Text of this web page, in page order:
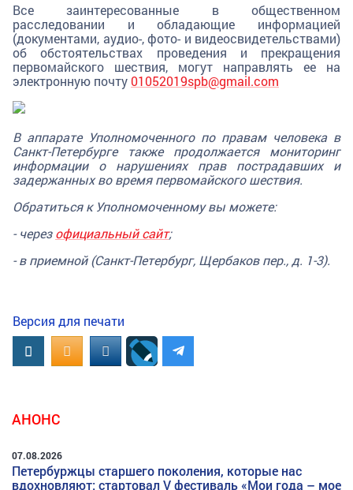
Все заинтересованные в общественном
расследовании и обладающие информацией
(документами, аудио-, фото- и видеосвидетельствами)
об обстоятельствах проведения и прекращения
первомайского шествия, могут направлять ее на
электронную почту01052019spb@gmail.com
В аппарате Уполномоченного по правам человека в
Санкт-Петербурге также продолжается мониторинг
информации о нарушениях прав пострадавших и
задержанных во время первомайского шествия.
Обратиться к Уполномоченному вы можете:
- черезофициальный сайт;
- в приемной (Санкт-Петербург, Щербаков пер., д. 1-3).
Версия для печати
ВконтактеOK.RUMAIL.RU
АНОНС
07.08.2026
Петербуржцы старшего поколения, которые нас
вдохновляют: стартовал V фестиваль «Мои года – мое